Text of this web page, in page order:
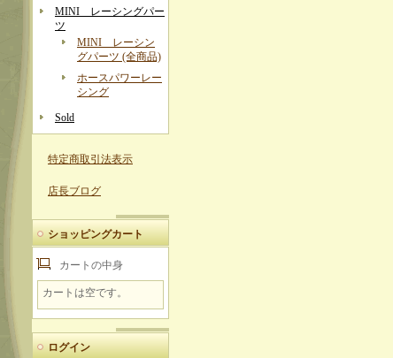
MINI レーシングパー
ツ
MINI レーシン
グパーツ (全商品)
ホースパワーレー
シング
Sold
特定商取引法表示
店長ブログ
ショッピングカート
カートの中身
カートは空です。
ログイン